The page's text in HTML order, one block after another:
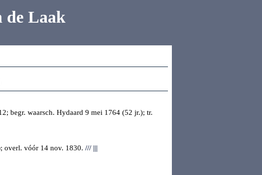
de Laak
begr. waarsch. Hydaard 9 mei 1764 (52 jr.); tr.
overl. vóór 14 nov. 1830. ///|||